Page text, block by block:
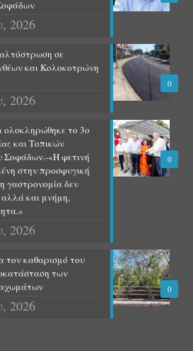
2026
0
σε
και Κολοκοτρώνη
2026
0
ολοκληρώθηκε το 3ο
και Τοπικών
Σοφάδων.-«Η φετινή
στην προσφυγική
γαστρονομία δεν
αλλά και μνήμη,
2026
0
τον καθαρισμό του
των
2026